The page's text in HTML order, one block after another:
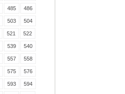
485 486
503 504
521 522
539 540
557 558
575 576
593 594